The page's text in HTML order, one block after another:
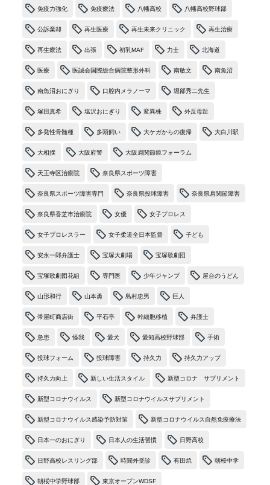
免疫力強化 免疫療法 八幡高校 八幡高校野球部
公訴棄却 再生医療 再生未来クリニック 再生治療
再生療法 出張 初乳MAF 力士 北海道
医療 医誠会国際総合病院整形外科 南敏文 南魚沼
南魚沼おにぎり 口腔内メラノーマ 堀部秀二先生
塚田真希 塩沢おにぎり 変異株 外反母趾
多発性骨髄種 多頭飼い 大ケガからの復帰 大白川駅
大相撲 大阪府警 大阪肩関節鏡フォーラム
天王寺区治療院 奈良県スポーツ障害
奈良県スポーツ障害専門 奈良県投球障害 奈良県肩関節障害
奈良県香芝市治療院 女優 女子プロレス
女子プロレスラー 女子柔道全日本監督 子ども
安永一郎弁護士 宝塚大劇場 宝塚歌劇団
宝塚歌劇団花組 専門医 少年ジャンプ 屋台のうどん
山形和行 山本勇 島村忠男 巨人
帯屋町商店街 平石亭 幹細胞移植 弁護士
急患 怪我 愛犬 愛知高校野球部 手術
投球フォーム 投球障害 持久力 持久力アップ
持久力向上 新しい生活スタイル 新型コロナ サプリメント
新型コロナウイルス 新型コロナウイルスサプリメント
新型コロナウイルス感染予防対策 新型コロナウイルス自然免疫療法
日本一のおにぎり 日本人の生活習慣 日野高校
日野高校レスリング部 時間外受診 有田焼 朝桜中学
朝桜中学野球部 東京オープンWDSF